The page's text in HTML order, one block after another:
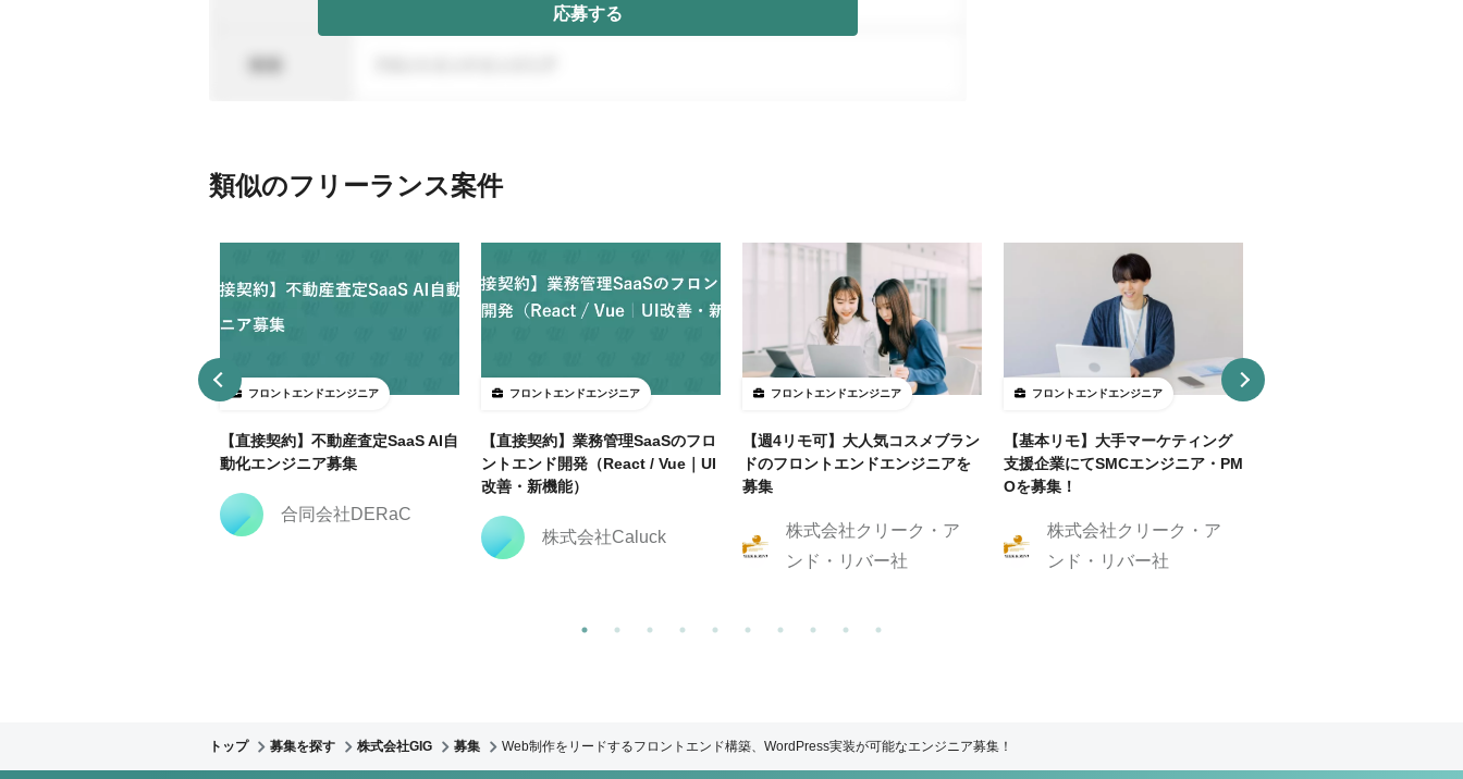
応募する
類似のフリーランス案件
フロントエンドエンジニア
【直接契約】不動産査定SaaS AI自
動化エンジニア募集
合同会社DERaC
フロントエンドエンジニア
【直接契約】業務管理SaaSのフロ
ントエンド開発（React / Vue｜UI
改善・新機能）
株式会社Caluck
フロントエンドエンジニア
【週4リモ可】大人気コスメブラン
ドのフロントエンドエンジニアを
募集
株式会社クリーク・ア
ンド・リバー社
フロントエンドエンジニア
【基本リモ】大手マーケティング
支援企業にてSMCエンジニア・PM
Oを募集！
株式会社クリーク・ア
ンド・リバー社
トップ 募集を探す 株式会社GIG 募集 Web制作をリードするフロントエンド構築、WordPress実装が可能なエンジニア募集！